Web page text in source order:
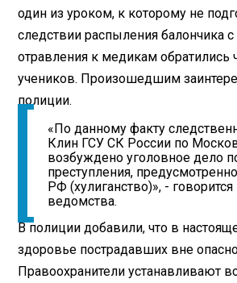
один из уроком, к которому не
следствии распыления балончика
отравления к медикам обратились
учеников. Произошедшим
полиции.
«По данному факту
Клин ГСУ СК России по
возбуждено уголовное дело
преступления,
РФ (хулиганство)», -
ведомства.
В полиции добавили, что в
здоровье пострадавших вне
Правоохранители устанавливают